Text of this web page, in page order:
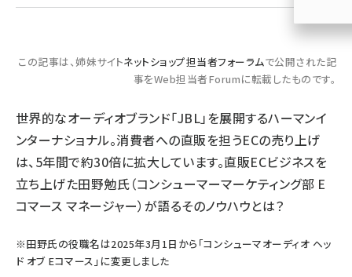
この記事は、姉妹サイトネットショップ担当者フォーラムで公開された記
事をWeb担当者Forumに転載したものです。
世界的なオーディオブランド「JBL」を展開するハーマンイ
ンターナショナル。消費者への直販を担うECの売り上げ
は、5年間で約30倍に拡大しています。直販ECビジネスを
立ち上げた田野勉氏（コンシューマーマーケティング部 E
コマース マネージャー）が語るそのノウハウとは？
※田野氏の役職名は2025年3月1日から「コンシューマオーディオ ヘッ
ド オブ Eコマース」に変更しました